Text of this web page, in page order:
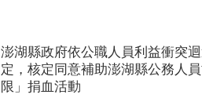
澎湖縣政府依公職人員利益衝突
定，核定同意補助澎湖縣公務人
限」捐血活動